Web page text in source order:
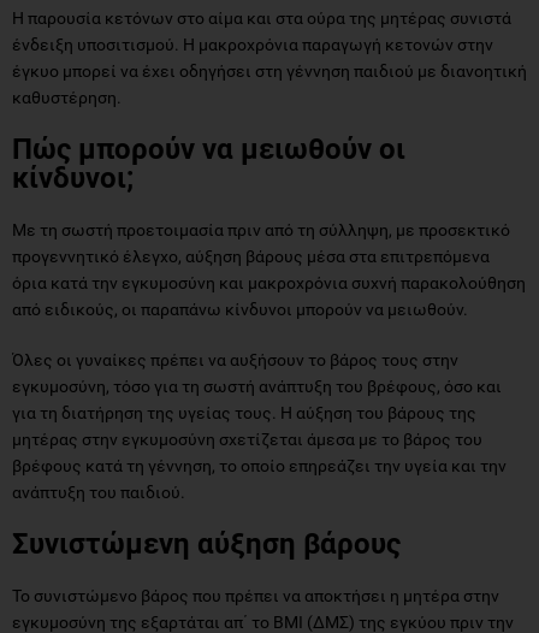
Η παρουσία κετόνων στο αίμα και στα ούρα της μητέρας συνιστά
ένδειξη υποσιτισμού. Η μακροχρόνια παραγωγή κετονών στην
έγκυο μπορεί να έχει οδηγήσει στη γέννηση παιδιού με διανοητική
καθυστέρηση.
Πώς μπορούν να μειωθούν οι
κίνδυνοι;
Με τη σωστή προετοιμασία πριν από τη σύλληψη, με προσεκτικό
προγεννητικό έλεγχο, αύξηση βάρους μέσα στα επιτρεπόμενα
όρια κατά την εγκυμοσύνη και μακροχρόνια συχνή παρακολούθηση
από ειδικούς, οι παραπάνω κίνδυνοι μπορούν να μειωθούν.
Όλες οι γυναίκες πρέπει να αυξήσουν το βάρος τους στην
εγκυμοσύνη, τόσο για τη σωστή ανάπτυξη του βρέφους, όσο και
για τη διατήρηση της υγείας τους. Η αύξηση του βάρους της
μητέρας στην εγκυμοσύνη σχετίζεται άμεσα με το βάρος του
βρέφους κατά τη γέννηση, το οποίο επηρεάζει την υγεία και την
ανάπτυξη του παιδιού.
Συνιστώμενη αύξηση βάρους
Το συνιστώμενο βάρος που πρέπει να αποκτήσει η μητέρα στην
εγκυμοσύνη της εξαρτάται απ΄ το BMI (ΔΜΣ) της εγκύου πριν την